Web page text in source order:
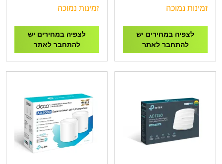
AX3000 Whole Home
with PoE
זמינות נמוכה
לצפיה במחירים יש
להתחבר לאתר
Range Extender
זמינות נמוכה
לצפיה במחירים יש
להתחבר לאתר